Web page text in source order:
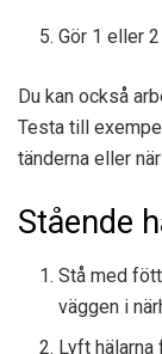
Gör 1 eller
Du kan också
Testa till
tänderna eller
Stående
Stå med
väggen i
Lyft hälarna